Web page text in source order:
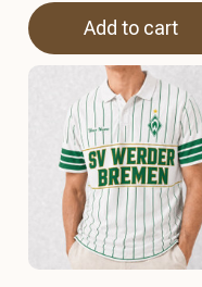
Add to cart